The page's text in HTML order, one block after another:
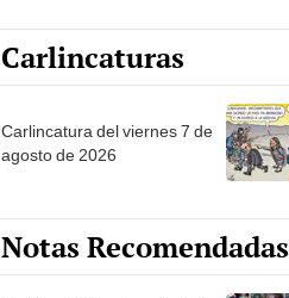
Carlincaturas
Carlincatura del viernes 7 de
agosto de 2026
Notas Recomendadas